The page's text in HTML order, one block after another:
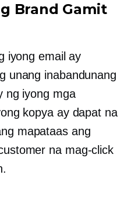
Brand Gamit
iyong email ay
unang inabandunang
ng iyong mga
kopya ay dapat na
mapataas ang
na mag-click